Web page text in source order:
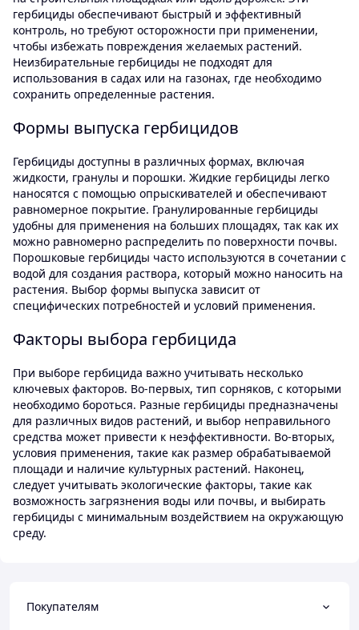
гербициды обеспечивают быстрый и эффективный
контроль, но требуют осторожности при применении,
чтобы избежать повреждения желаемых растений.
Неизбирательные гербициды не подходят для
использования в садах или на газонах, где необходимо
сохранить определенные растения.
Формы выпуска гербицидов
Гербициды доступны в различных формах, включая
жидкости, гранулы и порошки. Жидкие гербициды легко
наносятся с помощью опрыскивателей и обеспечивают
равномерное покрытие. Гранулированные гербициды
удобны для применения на больших площадях, так как их
можно равномерно распределить по поверхности почвы.
Порошковые гербициды часто используются в сочетании с
водой для создания раствора, который можно наносить на
растения. Выбор формы выпуска зависит от
специфических потребностей и условий применения.
Факторы выбора гербицида
При выборе гербицида важно учитывать несколько
ключевых факторов. Во-первых, тип сорняков, с которыми
необходимо бороться. Разные гербициды предназначены
для различных видов растений, и выбор неправильного
средства может привести к неэффективности. Во-вторых,
условия применения, такие как размер обрабатываемой
площади и наличие культурных растений. Наконец,
следует учитывать экологические факторы, такие как
возможность загрязнения воды или почвы, и выбирать
гербициды с минимальным воздействием на окружающую
среду.
Покупателям